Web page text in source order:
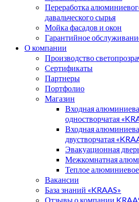
Переработка
давальческого сырья
Мойка фасадов и окон
Гарантийное
О компании
Производство
Сертификаты
Партнеры
Портфолио
Магазин
Входная
одностворчатая
Входная
двустворчатая
Эвакуационная
Межкомнатная
Теплое
Вакансии
База знаний «KRAAS»
Отзывы о компании